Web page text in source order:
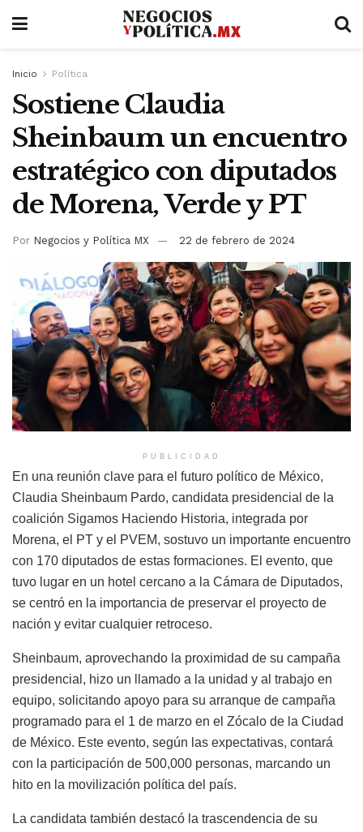
Inicio Política
Sostiene Claudia
Sheinbaum un encuentro
estratégico con diputados
de Morena, Verde y PT
Por Negocios y Política MX 22 de febrero de 2024
PUBLICIDAD
En una reunión clave para el futuro político de México,
Claudia Sheinbaum Pardo, candidata presidencial de la
coalición Sigamos Haciendo Historia, integrada por
Morena, el PT y el PVEM, sostuvo un importante encuentro
con 170 diputados de estas formaciones. El evento, que
tuvo lugar en un hotel cercano a la Cámara de Diputados,
se centró en la importancia de preservar el proyecto de
nación y evitar cualquier retroceso.
Sheinbaum, aprovechando la proximidad de su campaña
presidencial, hizo un llamado a la unidad y al trabajo en
equipo, solicitando apoyo para su arranque de campaña
programado para el 1 de marzo en el Zócalo de la Ciudad
de México. Este evento, según las expectativas, contará
con la participación de 500,000 personas, marcando un
hito en la movilización política del país.
La candidata también destacó la trascendencia de su